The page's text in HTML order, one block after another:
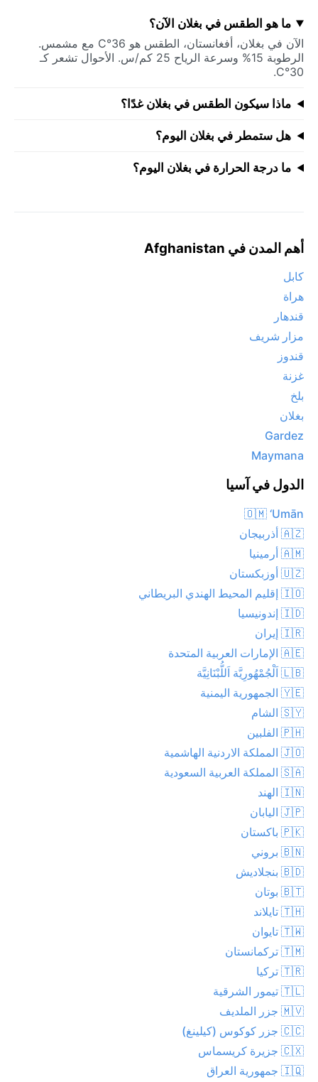
ما هو الطقس في بغلان الآن؟
الآن في بغلان، أفغانستان، الطقس هو 36°C مع مشمس.
الرطوبة 15% وسرعة الرياح 25 كم/س. الأحوال تشعر كـ
30°C.
ماذا سيكون الطقس في بغلان غدًا؟
هل ستمطر في بغلان اليوم؟
ما درجة الحرارة في بغلان اليوم؟
أهم المدن في Afghanistan
كابل
هراة
قندهار
مزار شريف
قندوز
غزنة
بلخ
بغلان
Gardez
Maymana
الدول في آسيا
🇴🇲 ‘Umān
🇦🇿 أذربيجان
🇦🇲 أرمينيا
🇺🇿 أوزبكستان
🇮🇴 إقليم المحيط الهندي البريطاني
🇮🇩 إندونيسيا
🇮🇷 إيران
🇦🇪 الإمارات العربية المتحدة
🇱🇧 اَلْجُمْهُورِيَّة اَللُّبْنَانِيَّة
🇾🇪 الجمهورية اليمنية
🇸🇾 الشام
🇵🇭 الفلبين
🇯🇴 المملكة الاردنية الهاشمية
🇸🇦 المملكة العربية السعودية
🇮🇳 الهند
🇯🇵 اليابان
🇵🇰 باكستان
🇧🇳 بروني
🇧🇩 بنجلاديش
🇧🇹 بوتان
🇹🇭 تايلاند
🇹🇼 تايوان
🇹🇲 تركمانستان
🇹🇷 تركيا
🇹🇱 تيمور الشرقية
🇲🇻 جزر الملديف
🇨🇨 جزر كوكوس (كيلينغ)
🇨🇽 جزيرة كريسماس
🇮🇶 جمهورية العراق